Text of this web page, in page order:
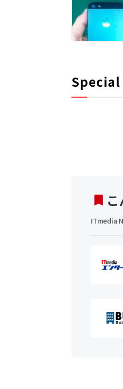
Special
ITmedia